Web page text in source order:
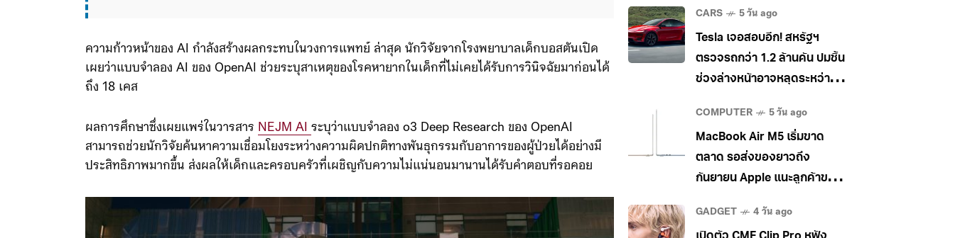
ความก้าวหน้าของ AI กำลังสร้างผลกระทบในวงการแพทย์ ล่าสุด นักวิจัยจากโรงพยาบาลเด็กบอสตันเปิด
เผยว่าแบบจำลอง AI ของ OpenAI ช่วยระบุสาเหตุของโรคหายากในเด็กที่ไม่เคยได้รับการวินิจฉัยมาก่อนได้
ถึง 18 เคส
ผลการศึกษาซึ่งเผยแพร่ในวารสาร NEJM AI ระบุว่าแบบจำลอง o3 Deep Research ของ OpenAI
สามารถช่วยนักวิจัยค้นหาความเชื่อมโยงระหว่างความผิดปกติทางพันธุกรรมกับอาการของผู้ป่วยได้อย่างมี
ประสิทธิภาพมากขึ้น ส่งผลให้เด็กและครอบครัวที่เผชิญกับความไม่แน่นอนมานานได้รับคำตอบที่รอคอย
CARS 5 วัน ago
Tesla เจอสอบอีก! สหรัฐฯ
ตรวจรถกว่า 1.2 ล้านคัน ปมชิ้น
ช่วงล่างหน้าอาจหลุดระหว่าง
COMPUTER 5 วัน ago
MacBook Air M5 เริ่มขาด
ตลาด รอส่งของยาวถึง
กันยายน Apple แนะลูกค้าขยับ
GADGET 4 วัน ago